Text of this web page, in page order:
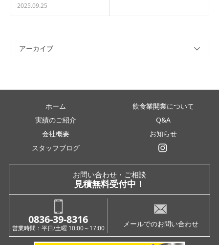
2025.09.25
アーカイブ
ホーム
飲食業開業について
実績のご紹介
Q&A
会社概要
お知らせ
スタッフブログ
お問い合わせ・ご相談
見積無料受付中！
0836-39-8316
営業時間：平日/土曜 10:00～17:00 メールでのお問い合わせ